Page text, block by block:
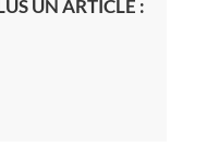
UN ARTICLE :